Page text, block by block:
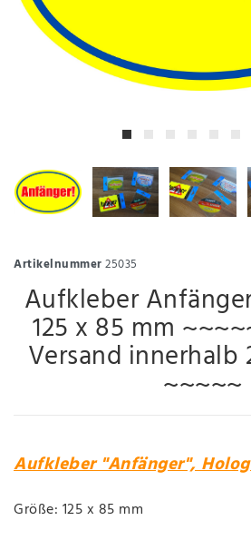
Artikelnummer25035
Aufkleber
125 x 85 mm
Versand innerhalb
~~~~~
Aufkleber "Anfänger",
Größe: 125 x 85 mm